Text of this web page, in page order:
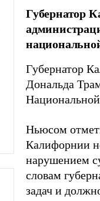
Губернатор
Губернатор
Дональда
Ньюсом
Калифорнии
нарушением
словам
задач и